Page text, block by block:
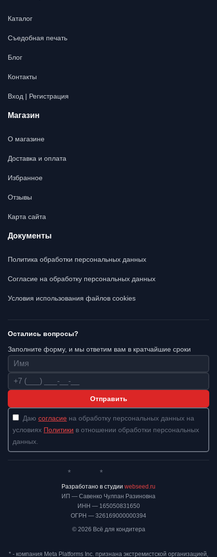
Каталог
Съедобная печать
Блог
Контакты
Вход | Регистрация
Магазин
О магазине
Доставка и оплата
Избранное
Отзывы
Карта сайта
Документы
Политика обработки персональных данных
Согласие на обработку персональных данных
Условия использования файлов cookies
Остались вопросы?
Заполните форму, и мы ответим вам в кратчайшие сроки
Имя
Телефон
Отправить
Даю согласие на обработку персональных данных на
условиях Политики в отношении обработки персональных
данных.
ИП — Савенко Чулпан Разиновна
ИНН — 165050831650
ОГРН — 326169000000394
© 2026 Всё для кондитера
* *
Разработано в студии webseed.ru
* - компания Meta Platforms Inc. признана экстремистской организацией,